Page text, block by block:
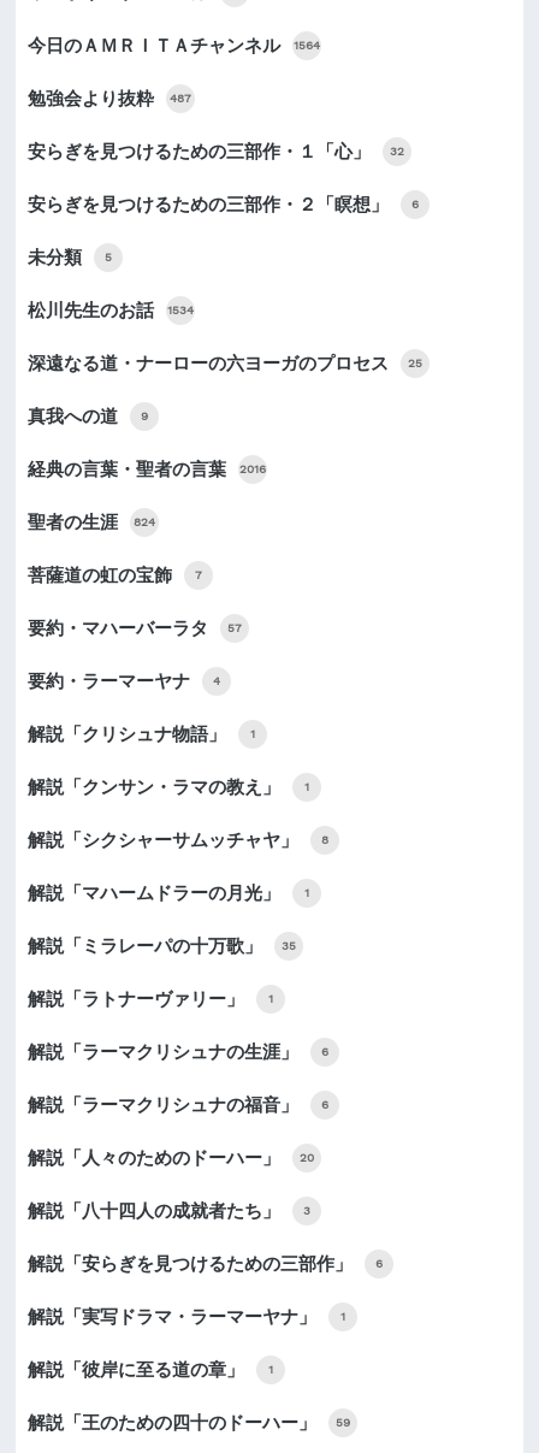
今日のＡＭＲＩＴＡチャンネル 1564
勉強会より抜粋 487
安らぎを見つけるための三部作・１「心」 32
安らぎを見つけるための三部作・２「瞑想」 6
未分類 5
松川先生のお話 1534
深遠なる道・ナーローの六ヨーガのプロセス 25
真我への道 9
経典の言葉・聖者の言葉 2016
聖者の生涯 824
菩薩道の虹の宝飾 7
要約・マハーバーラタ 57
要約・ラーマーヤナ 4
解説「クリシュナ物語」 1
解説「クンサン・ラマの教え」 1
解説「シクシャーサムッチャヤ」 8
解説「マハームドラーの月光」 1
解説「ミラレーパの十万歌」 35
解説「ラトナーヴァリー」 1
解説「ラーマクリシュナの生涯」 6
解説「ラーマクリシュナの福音」 6
解説「人々のためのドーハー」 20
解説「八十四人の成就者たち」 3
解説「安らぎを見つけるための三部作」 6
解説「実写ドラマ・ラーマーヤナ」 1
解説「彼岸に至る道の章」 1
解説「王のための四十のドーハー」 59